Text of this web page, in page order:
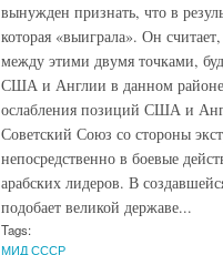
вынужден признать, что в
которая «выиграла». Он
между этими двумя точками,
США и Англии в данном районе
ослабления позиций США и
Советский Союз со стороны
непосредственно в боевые
арабских лидеров. В
подобает великой державе...
Tags:
МИД СССР